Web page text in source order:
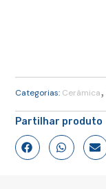
Categorias: Cerâmica,
Partilhar produto